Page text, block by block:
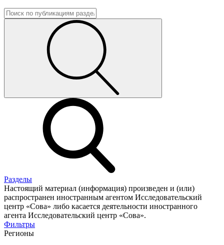
Разделы
Настоящий материал (информация) произведен и (или)
распространен иностранным агентом Исследовательский
центр «Сова» либо касается деятельности иностранного
агента Исследовательский центр «Сова».
Фильтры
Регионы